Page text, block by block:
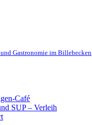
Gastronomie im Billebecken
Café
SUP – Verleih